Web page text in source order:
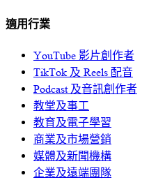
適用行業
YouTube 影片創作者
TikTok 及 Reels 配音
Podcast 及音訊創作者
教堂及事工
教育及電子學習
商業及市場營銷
媒體及新聞機構
企業及遠端團隊